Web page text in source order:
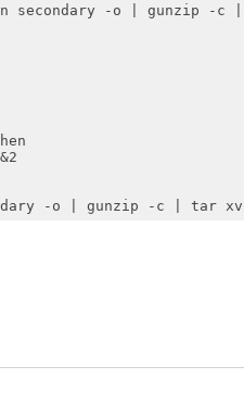
secondary -o | gunzip -
-o | gunzip -c | tar xv